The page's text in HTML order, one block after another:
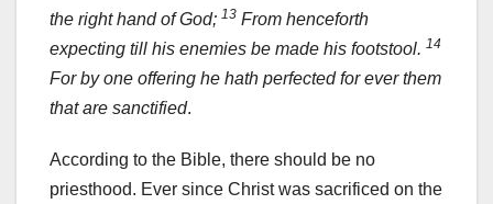
the right hand of God; 13 From henceforth
expecting till his enemies be made his footstool. 14
For by one offering he hath perfected for ever them
that are sanctified.
According to the Bible, there should be no
priesthood. Ever since Christ was sacrificed on the